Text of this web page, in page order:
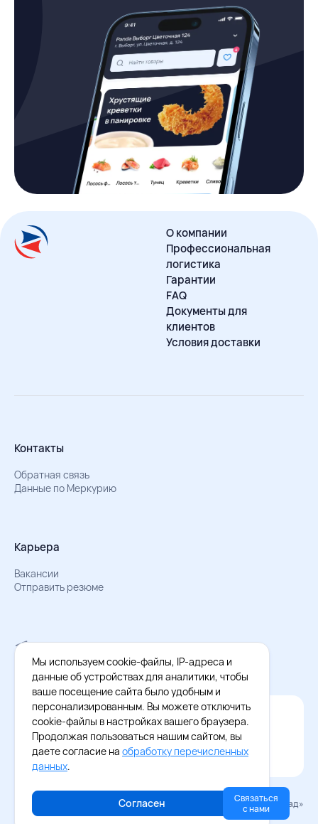
О компании
Профессиональная
логистика
Гарантии
FAQ
Документы для
клиентов
Условия доставки
Контакты
Обратная связь
Данные по Меркурию
Карьера
Вакансии
Отправить резюме
Мы в Телеграм
Документы об обработке персональных данных
Охрана труда – результаты СОУТ
Официальное приложение Восток - Запад
Cкачайте бесплатное приложение
© 2026 «Восток–Запад»
Связаться
с нами
Мы используем cookie-файлы, IP-адреса и
данные об устройствах для аналитики, чтобы
ваше посещение сайта было удобным и
персонализированным. Вы можете отключить
cookie-файлы в настройках вашего браузера.
Продолжая пользоваться нашим сайтом, вы
даете согласие на обработку перечисленных
данных.
Согласен